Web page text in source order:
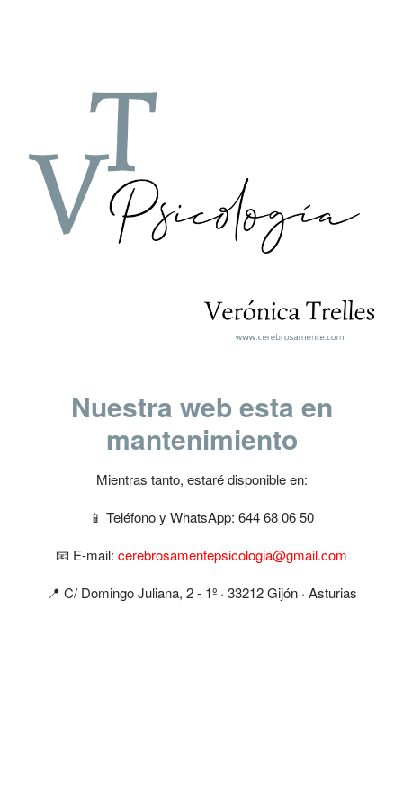
Nuestra web esta en
mantenimiento
Mientras tanto, estaré disponible en:
📱 Teléfono y WhatsApp: 644 68 06 50
📧 E-mail: cerebrosamentepsicologia@gmail.com
📍​ C/ Domingo Juliana, 2 - 1º · 33212 Gijón · Asturias